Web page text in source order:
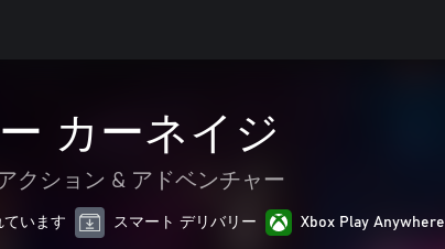
カーネイジ
クション & アドベンチャー
います スマート デリバリー Xbox Play Anywhere